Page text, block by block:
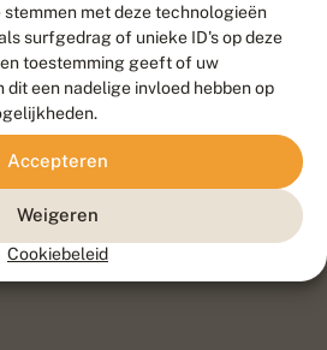
met deze technologieën
surfgedrag of unieke ID's op deze
toestemming geeft of uw
een nadelige invloed hebben op
Accepteren
Weigeren
Cookiebeleid
Vlinderstichting
door
Go2People
, ontworpen door
Field Agency
Privacy
Disclaimer
Sitemap